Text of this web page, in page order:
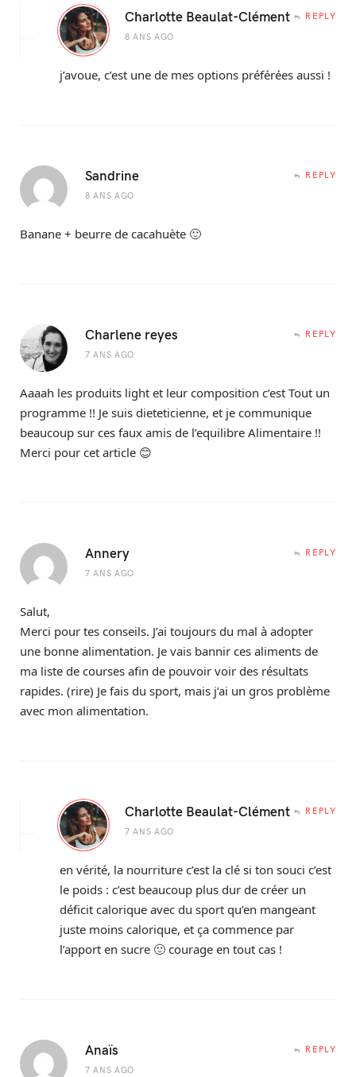
Charlotte Beaulat-Clément
8 ANS AGO
REPLY
j’avoue, c’est une de mes options préférées aussi !
Sandrine
8 ANS AGO
REPLY
Banane + beurre de cacahuète 🙂
Charlene reyes
7 ANS AGO
REPLY
Aaaah les produits light et leur composition c’est Tout un
programme !! Je suis dieteticienne, et je communique
beaucoup sur ces faux amis de l’equilibre Alimentaire !!
Merci pour cet article 😊
Annery
7 ANS AGO
REPLY
Salut,
Merci pour tes conseils. J’ai toujours du mal à adopter
une bonne alimentation. Je vais bannir ces aliments de
ma liste de courses afin de pouvoir voir des résultats
rapides. (rire) Je fais du sport, mais j’ai un gros problème
avec mon alimentation.
Charlotte Beaulat-Clément
7 ANS AGO
REPLY
en vérité, la nourriture c’est la clé si ton souci c’est
le poids : c’est beaucoup plus dur de créer un
déficit calorique avec du sport qu’en mangeant
juste moins calorique, et ça commence par
l’apport en sucre 🙂 courage en tout cas !
Anaïs
7 ANS AGO
REPLY